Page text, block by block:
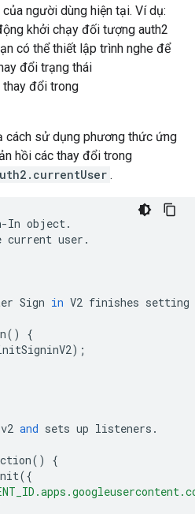
người dùng hiện tại. Ví dụ:
khởi chạy đối tượng auth2
có thể thiết lập trình nghe để
đổi trạng thái
thay đổi trong
cách sử dụng phương thức ứng
hồi các thay đổi trong
.
-In object.
current user .
Sign in V2 finishes setting
()
{
);
v2 and sets up listeners .
()
{
({